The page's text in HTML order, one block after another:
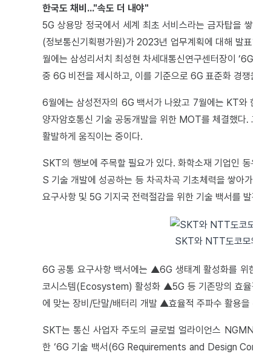
한국도 채비..."속도 더 내야"
5G 상용망 정국에서 세계 최초 서비스라는 금자탑을 쌓
(정보통신기획평가원)가 2023년 업무계획에 대해 발표하
월에는 삼성리서치 최성현 차세대통신연구센터장이 ‘6G
중 6G 비전을 제시하고, 이를 기준으로 6G 표준화 경쟁을
6월에는 삼성전자의 6G 백서가 나왔고 7월에는 KT와 한
양자암호통신 기술 공동개발을 위한 MOT를 체결했다. 그
활발하게 움직이는 중이다.
SKT의 행보에 주목할 필요가 있다. 화학소재 기업인 동우
S 기술 개발에 성공하는 등 차곡차곡 기초체력을 쌓아가는
요구사항 및 5G 기지국 전력절감을 위한 기술 백서를 발간
SKT와 NTT도코모의
6G 공통 요구사항 백서에는 ▲6G 생태계 활성화를 위한
코시스템(Ecosystem) 활성화 ▲5G 등 기존망의 효율적
에 맞는 장비/단말/배터리 개발 ▲효율적 주파수 활용을 위
SKT는 통신 사업자 주도의 글로벌 얼라이언스
한 ‘6G 기술 백서(6G Requirements and Design